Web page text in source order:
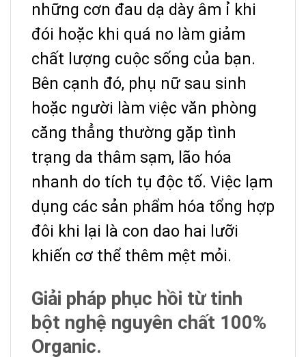
những cơn đau dạ dày âm ỉ khi
đói hoặc khi quá no làm giảm
chất lượng cuộc sống của bạn.
Bên cạnh đó, phụ nữ sau sinh
hoặc người làm việc văn phòng
căng thẳng thường gặp tình
trạng da thâm sạm, lão hóa
nhanh do tích tụ độc tố. Việc lạm
dụng các sản phẩm hóa tổng hợp
đôi khi lại là con dao hai lưỡi
khiến cơ thể thêm mệt mỏi.
Giải pháp phục hồi từ tinh
bột nghệ nguyên chất 100%
Organic.